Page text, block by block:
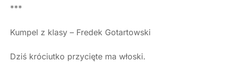
***
Kumpel z klasy – Fredek Gotartowski
Dziś króciutko przycięte ma włoski.